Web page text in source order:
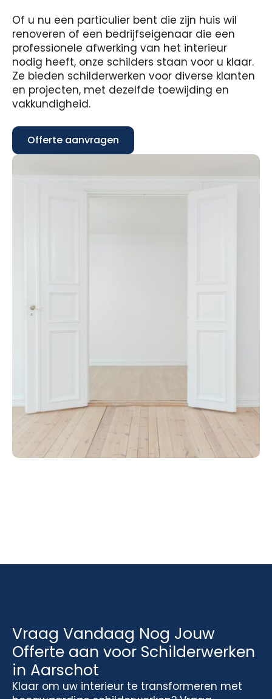
Of u nu een particulier bent die zijn huis wil
renoveren of een bedrijfseigenaar die een
professionele afwerking van het interieur
nodig heeft, onze schilders staan voor u klaar.
Ze bieden schilderwerken voor diverse klanten
en projecten, met dezelfde toewijding en
vakkundigheid.
Offerte aanvragen
Vraag Vandaag Nog Jouw
Offerte aan voor Schilderwerken
in Aarschot
Klaar om uw interieur te transformeren met